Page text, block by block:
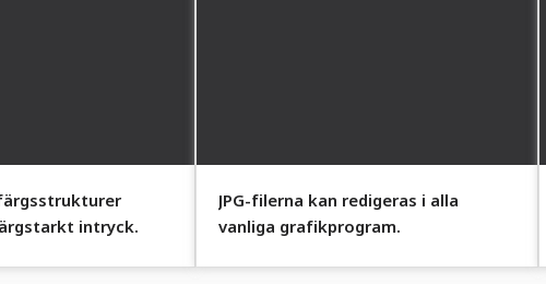
intryck.
JPG-filerna kan redigeras i alla
vanliga grafikprogram.